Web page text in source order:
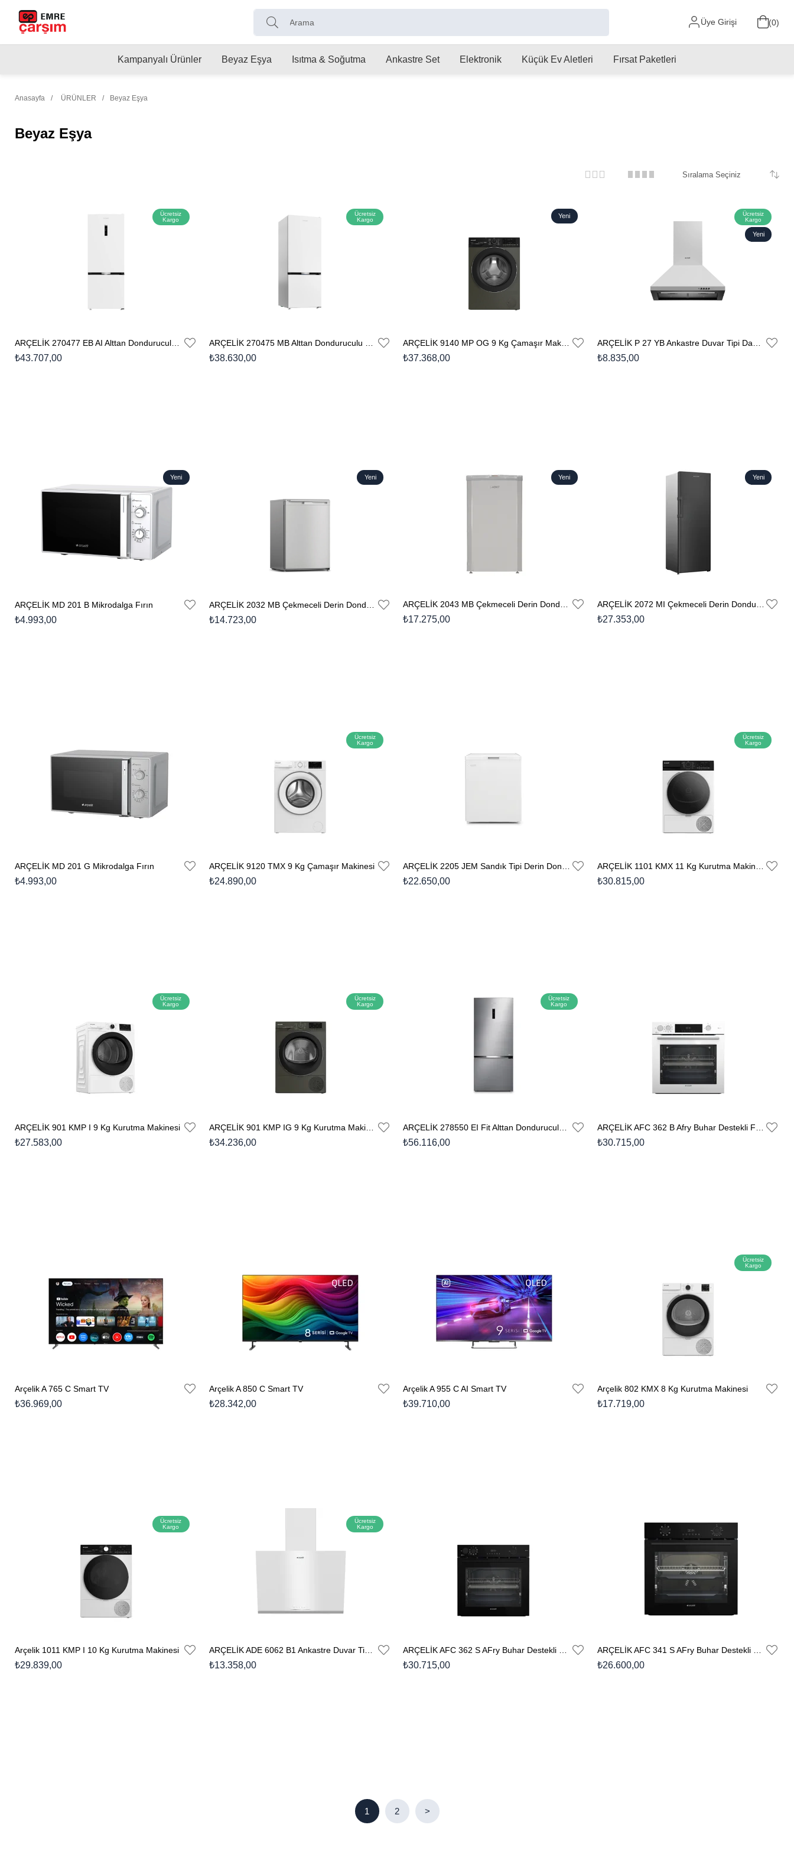
Üye Girişi 0
Kampanyalı Ürünler Beyaz Eşya Isıtma & Soğutma Ankastre Set Elektronik Küçük Ev Aletleri Fırsat Paketleri
Anasayfa ÜRÜNLER Beyaz Eşya
Beyaz Eşya
ARÇELİK 270477 EB AI Alttan Donduruculu Buzdolabı
₺43.707,00
Ücretsiz
Kargo
ARÇELİK 270475 MB Alttan Donduruculu Buzdolabı
₺38.630,00
Ücretsiz
Kargo
ARÇELİK 9140 MP OG 9 Kg Çamaşır Makinesi
₺37.368,00
Yeni
ARÇELİK P 27 YB Ankastre Duvar Tipi Davlumbaz
₺8.835,00
Ücretsiz
Kargo
Yeni
ARÇELİK MD 201 B Mikrodalga Fırın
₺4.993,00
Yeni
₺14.723,00
Yeni
ARÇELİK 2043 MB Çekmeceli Derin Dondurucu
₺17.275,00
Yeni
ARÇELİK 2072 MI Çekmeceli Derin Dondurucu
₺27.353,00
Yeni
ARÇELİK MD 201 G Mikrodalga Fırın
₺4.993,00
ARÇELİK 9120 TMX 9 Kg Çamaşır Makinesi
₺24.890,00
Ücretsiz
Kargo
₺22.650,00 ₺30.815,00
Ücretsiz
Kargo
ARÇELİK 901 KMP I 9 Kg Kurutma Makinesi
₺27.583,00
Ücretsiz
Kargo
ARÇELİK 901 KMP IG 9 Kg Kurutma Makinesi
₺34.236,00
Ücretsiz
Kargo
₺56.116,00
Ücretsiz
Kargo
₺30.715,00
Arçelik A 765 C Smart TV
₺36.969,00
Arçelik A 850 C Smart TV
₺28.342,00
Arçelik A 955 C AI Smart TV
₺39.710,00
Arçelik 802 KMX 8 Kg Kurutma Makinesi
₺17.719,00
Ücretsiz
Kargo
Arçelik 1011 KMP I 10 Kg Kurutma Makinesi
₺29.839,00
Ücretsiz
Kargo
ARÇELİK ADE 6062 B1 Ankastre Duvar Tipi Davlumbaz
₺13.358,00
Ücretsiz
Kargo
₺30.715,00 ₺26.600,00
1 2 >